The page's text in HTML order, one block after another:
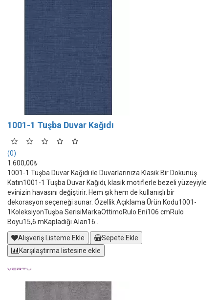
1001-1 Tuşba Duvar Kağıdı
(0)
1.600,00₺
1001-1 Tuşba Duvar Kağıdı ile Duvarlarınıza Klasik Bir Dokunuş
Katın1001-1 Tuşba Duvar Kağıdı, klasik motiflerle bezeli yüzeyiyle
evinizin havasını değiştirir. Hem şık hem de kullanışlı bir
dekorasyon seçeneği sunar. Özellik Açıklama Ürün Kodu1001-
1KoleksiyonTuşba SerisiMarkaOttimoRulo Eni106 cmRulo
Boyu15,6 mKapladığı Alan16..
Alışveriş Listeme Ekle
Sepete Ekle
Karşılaştırma listesine ekle